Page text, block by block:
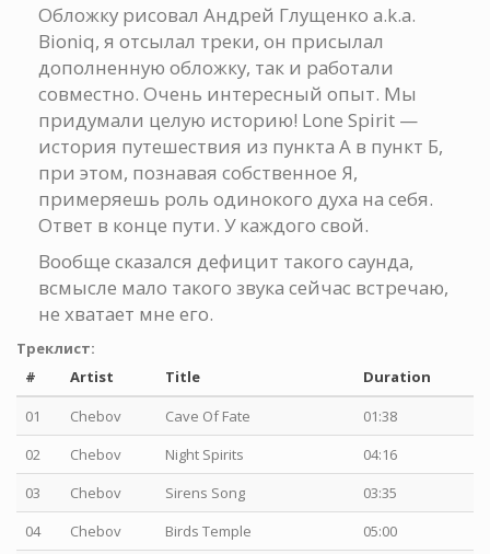
Обложку рисовал Андрей Глущенко a.k.a.
Bioniq, я отсылал треки, он присылал
дополненную обложку, так и работали
совместно. Очень интересный опыт. Мы
придумали целую историю! Lone Spirit —
история путешествия из пункта А в пункт Б,
при этом, познавая собственное Я,
примеряешь роль одинокого духа на себя.
Ответ в конце пути. У каждого свой.
Вообще сказался дефицит такого саунда,
всмысле мало такого звука сейчас встречаю,
не хватает мне его.
Треклист:
#
Artist Title
Duration
01
Chebov Cave Of Fate
01:38
02
Chebov Night Spirits
04:16
03
Chebov Sirens Song
03:35
04
Chebov Birds Temple 05:00